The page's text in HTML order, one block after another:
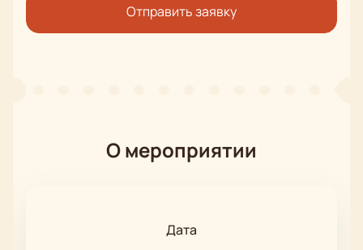
Отправить заявку
О мероприятии
Дата